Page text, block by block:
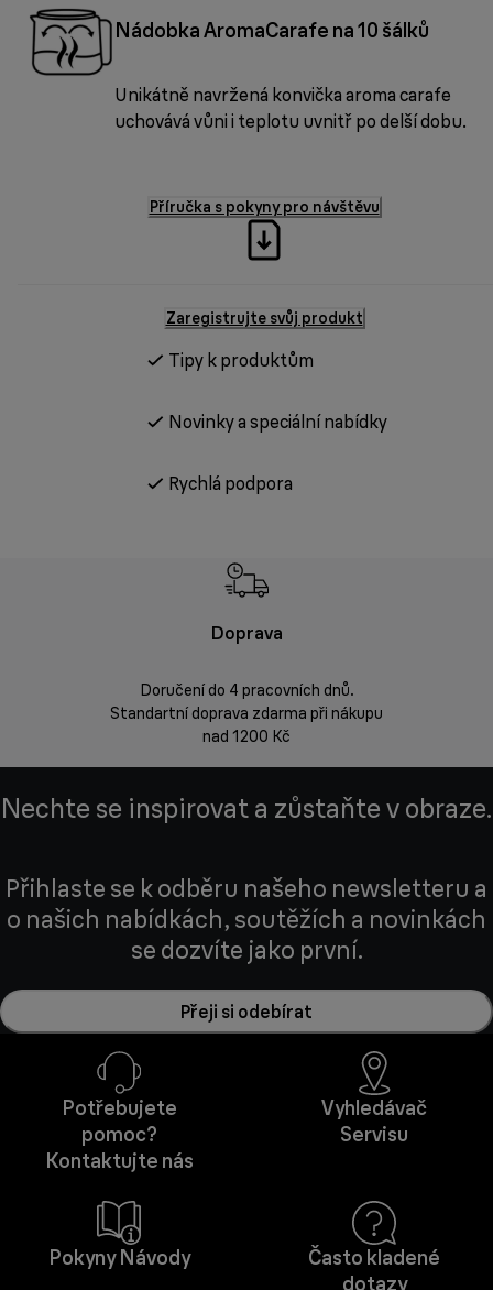
Nádobka AromaCarafe na 10 šálků
Unikátně navržená konvička aroma carafe
uchovává vůni i teplotu uvnitř po delší dobu.
Příručka s pokyny pro návštěvu
Zaregistrujte svůj produkt
Tipy k produktům
Novinky a speciální nabídky
Rychlá podpora
Doprava
Doručení do 4 pracovních dnů.
Standartní doprava zdarma při nákupu
nad 1200 Kč
Nechte se inspirovat a zůstaňte v obraze.
Přihlaste se k odběru našeho newsletteru a
o našich nabídkách, soutěžích a novinkách
se dozvíte jako první.
Přeji si odebírat
Potřebujete
pomoc?
Kontaktujte nás
Vyhledávač
Servisu
Pokyny Návody
Často kladené
dotazy